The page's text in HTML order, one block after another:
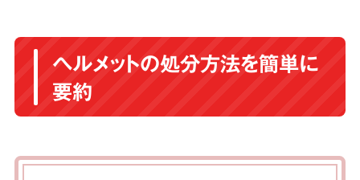
ヘルメットの処分方法を簡単に
要約